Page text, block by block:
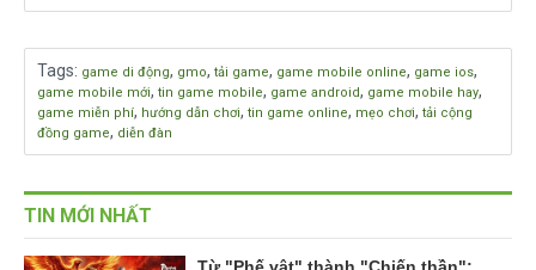
Tags: game di động, gmo, tải game, game mobile online, game ios,
game mobile mới, tin game mobile, game android, game mobile hay,
game miễn phí, hướng dẫn chơi, tin game online, mẹo chơi, tải cộng
đồng game, diễn đàn
TIN MỚI NHẤT